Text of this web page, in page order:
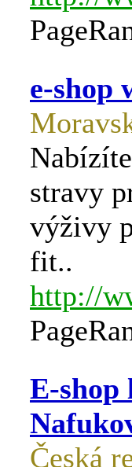
e-shop
stravy
výživy
fit..
http://
E-shop
Česká